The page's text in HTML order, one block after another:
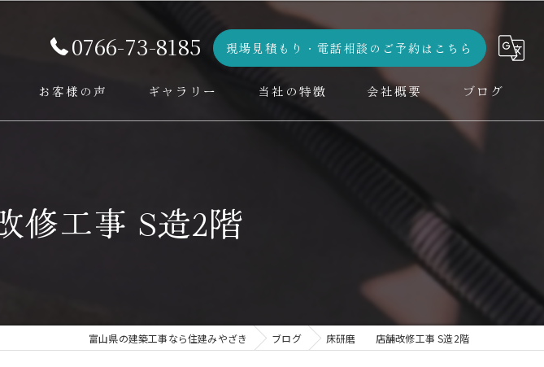
0766-73-8185 現場見積もり・電話相談のご予約はこちら
お客様の声 ギャラリー 当社の特徴 会社概要 ブログ
コラム
工事 S造2階
富山県の建築工事なら住建みやざき ブログ 床研磨 店舗改修工事 S造2階